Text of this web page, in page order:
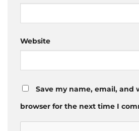
Website
Save my name, email, and
browser for the next time I